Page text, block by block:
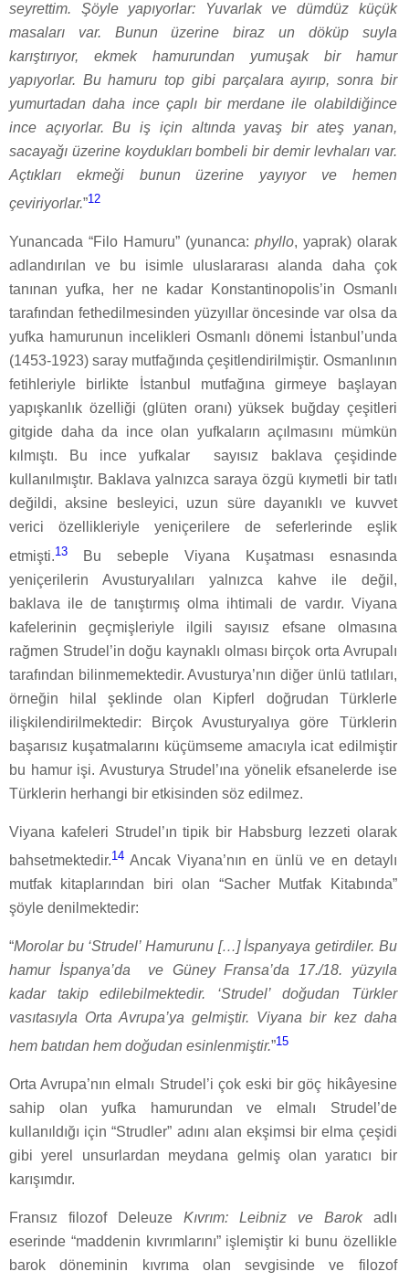
seyrettim. Şöyle yapıyorlar: Yuvarlak ve dümdüz küçük
masaları var. Bunun üzerine biraz un döküp suyla
karıştırıyor, ekmek hamurundan yumuşak bir hamur
yapıyorlar. Bu hamuru top gibi parçalara ayırıp, sonra bir
yumurtadan daha ince çaplı bir merdane ile olabildiğince
ince açıyorlar. Bu iş için altında yavaş bir ateş yanan,
sacayağı üzerine koydukları bombeli bir demir levhaları var.
Açtıkları ekmeği bunun üzerine yayıyor ve hemen
çeviriyorlar.”12
Yunancada “Filo Hamuru” (yunanca: phyllo, yaprak) olarak
adlandırılan ve bu isimle uluslararası alanda daha çok
tanınan yufka, her ne kadar Konstantinopolis’in Osmanlı
tarafından fethedilmesinden yüzyıllar öncesinde var olsa da
yufka hamurunun incelikleri Osmanlı dönemi İstanbul’unda
(1453-1923) saray mutfağında çeşitlendirilmiştir. Osmanlının
fetihleriyle birlikte İstanbul mutfağına girmeye başlayan
yapışkanlık özelliği (glüten oranı) yüksek buğday çeşitleri
gitgide daha da ince olan yufkaların açılmasını mümkün
kılmıştı. Bu ince yufkalar
sayısız baklava çeşidinde
kullanılmıştır. Baklava yalnızca saraya özgü kıymetli bir tatlı
değildi, aksine besleyici, uzun süre dayanıklı ve kuvvet
verici özellikleriyle yeniçerilere de seferlerinde eşlik
etmişti.13
Bu sebeple Viyana Kuşatması esnasında
yeniçerilerin Avusturyalıları yalnızca kahve ile değil,
baklava ile de tanıştırmış olma ihtimali de vardır. Viyana
kafelerinin geçmişleriyle ilgili sayısız efsane olmasına
rağmen Strudel’in doğu kaynaklı olması birçok orta Avrupalı
tarafından bilinmemektedir. Avusturya’nın diğer ünlü tatlıları,
örneğin hilal şeklinde olan Kipferl doğrudan Türklerle
ilişkilendirilmektedir: Birçok Avusturyalıya göre Türklerin
başarısız kuşatmalarını küçümseme amacıyla icat edilmiştir
bu hamur işi. Avusturya Strudel’ına yönelik efsanelerde ise
Türklerin herhangi bir etkisinden söz edilmez.
Viyana kafeleri Strudel’ın tipik bir Habsburg lezzeti olarak
bahsetmektedir.14 Ancak Viyana’nın en ünlü ve en detaylı
mutfak kitaplarından biri olan “Sacher Mutfak Kitabında”
şöyle denilmektedir:
“Morolar bu ‘Strudel’ Hamurunu […] İspanyaya getirdiler. Bu
hamur İspanya’da
ve Güney Fransa’da 17./18. yüzyıla
kadar takip edilebilmektedir. ‘Strudel’ doğudan Türkler
vasıtasıyla Orta Avrupa’ya gelmiştir. Viyana bir kez daha
hem batıdan hem doğudan esinlenmiştir.”15
Orta Avrupa’nın elmalı Strudel’i çok eski bir göç hikâyesine
sahip olan yufka hamurundan ve elmalı Strudel’de
kullanıldığı için “Strudler” adını alan ekşimsi bir elma çeşidi
gibi yerel unsurlardan meydana gelmiş olan yaratıcı bir
karışımdır.
Fransız filozof Deleuze Kıvrım: Leibniz ve Barokadlı
eserinde “maddenin kıvrımlarını” işlemiştir ki bunu özellikle
barok döneminin kıvrıma olan sevgisinde ve filozof